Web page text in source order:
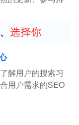
解用户的搜索习
用户需求的SEO